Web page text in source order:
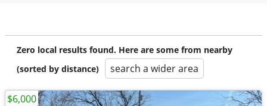
Zero local results found. Here are some from nearby
(sorted by distance)
search a wider area
$6,000